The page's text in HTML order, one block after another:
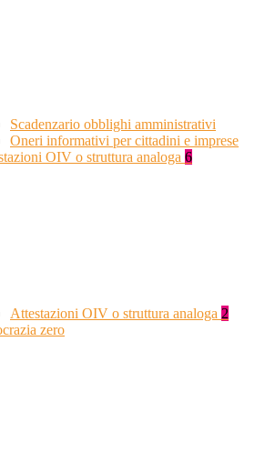
Scadenzario obblighi amministrativi
Oneri informativi per cittadini e imprese
OIV o struttura analoga 6
Attestazioni OIV o struttura analoga 2
zero